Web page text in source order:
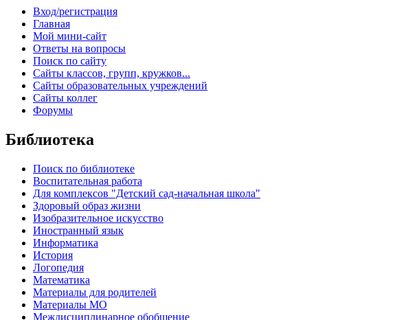
Вход/регистрация
Главная
Мой мини-сайт
Ответы на вопросы
Поиск по сайту
Сайты классов, групп, кружков...
Сайты образовательных учреждений
Сайты коллег
Форумы
Библиотека
Поиск по библиотеке
Воспитательная работа
Для комплексов "Детский сад-начальная школа"
Здоровый образ жизни
Изобразительное искусство
Иностранный язык
Информатика
История
Логопедия
Математика
Материалы для родителей
Материалы МО
Междисциплинарное обобщение